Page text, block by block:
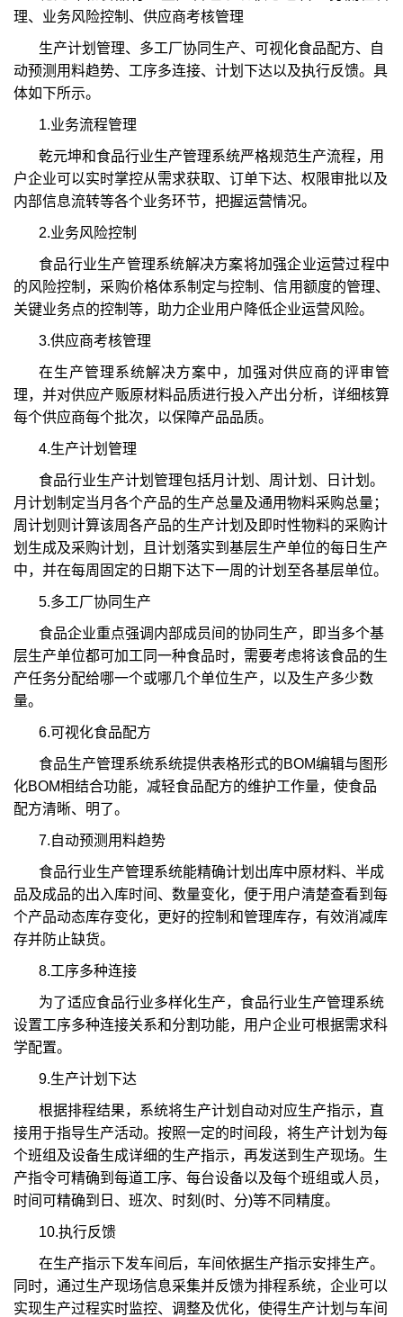
理、业务风险控制、供应商考核管理
生产计划管理、多工厂协同生产、可视化食品配方、自
动预测用料趋势、工序多连接、计划下达以及执行反馈。具
体如下所示。
1.业务流程管理
乾元坤和食品行业生产管理系统严格规范生产流程，用
户企业可以实时掌控从需求获取、订单下达、权限审批以及
内部信息流转等各个业务环节，把握运营情况。
2.业务风险控制
食品行业生产管理系统解决方案将加强企业运营过程中
的风险控制，采购价格体系制定与控制、信用额度的管理、
关键业务点的控制等，助力企业用户降低企业运营风险。
3.供应商考核管理
在生产管理系统解决方案中，加强对供应商的评审管
理，并对供应产贩原材料品质进行投入产出分析，详细核算
每个供应商每个批次，以保障产品品质。
4.生产计划管理
食品行业生产计划管理包括月计划、周计划、日计划。
月计划制定当月各个产品的生产总量及通用物料采购总量；
周计划则计算该周各产品的生产计划及即时性物料的采购计
划生成及采购计划，且计划落实到基层生产单位的每日生产
中，并在每周固定的日期下达下一周的计划至各基层单位。
5.多工厂协同生产
食品企业重点强调内部成员间的协同生产，即当多个基
层生产单位都可加工同一种食品时，需要考虑将该食品的生
产任务分配给哪一个或哪几个单位生产，以及生产多少数
量。
6.可视化食品配方
食品生产管理系统系统提供表格形式的BOM编辑与图形
化BOM相结合功能，减轻食品配方的维护工作量，使食品
配方清晰、明了。
7.自动预测用料趋势
食品行业生产管理系统能精确计划出库中原材料、半成
品及成品的出入库时间、数量变化，便于用户清楚查看到每
个产品动态库存变化，更好的控制和管理库存，有效消减库
存并防止缺货。
8.工序多种连接
为了适应食品行业多样化生产，食品行业生产管理系统
设置工序多种连接关系和分割功能，用户企业可根据需求科
学配置。
9.生产计划下达
根据排程结果，系统将生产计划自动对应生产指示，直
接用于指导生产活动。按照一定的时间段，将生产计划为每
个班组及设备生成详细的生产指示，再发送到生产现场。生
产指令可精确到每道工序、每台设备以及每个班组或人员，
时间可精确到日、班次、时刻(时、分)等不同精度。
10.执行反馈
在生产指示下发车间后，车间依据生产指示安排生产。
同时，通过生产现场信息采集并反馈为排程系统，企业可以
实现生产过程实时监控、调整及优化，使得生产计划与车间